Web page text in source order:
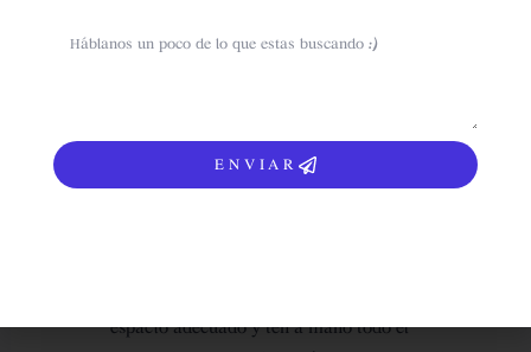
Pon facilidades a los usuarios. El mayor
sea largo y pesado de cumplimentar. Lo ideal
es que cuente con unos campos mínimos
espacio adecuado y ten a mano todo el
sms
ENVIAR